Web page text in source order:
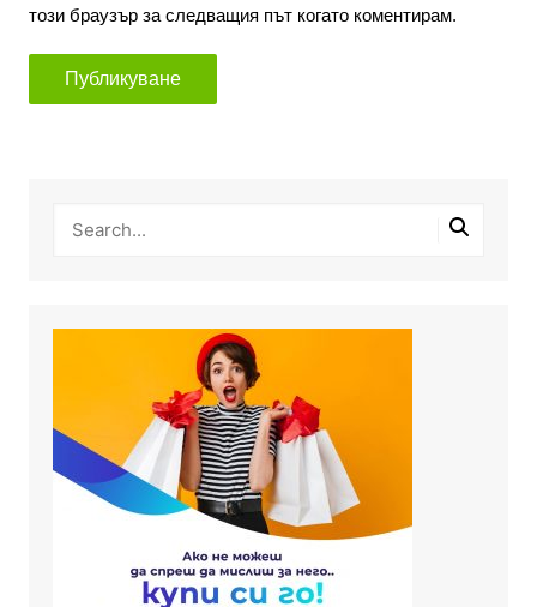
този браузър за следващия път когато коментирам.